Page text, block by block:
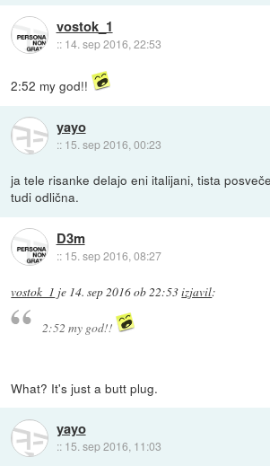
vostok_1
:: 14. sep 2016, 22:53
2:52 my god!!
yayo
:: 15. sep 2016, 00:23
ja tele risanke delajo eni italijani, tista
tudi odlična.
D3m
:: 15. sep 2016, 08:27
vostok_1 je 14. sep 2016 ob 22:53izjavil:
2:52 my god!!
What? It's just a butt plug.
yayo
:: 15. sep 2016, 11:03